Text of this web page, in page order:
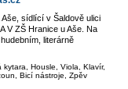
sídlící v Šaldově ulici
V ZŠ Hranice u Aše. Na
literárně
Housle, Viola, Klavír,
Bicí nástroje, Zpěv